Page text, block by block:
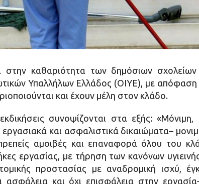
στην καθαριότητα των δημόσιων
Υπαλλήλων Ελλάδος (ΟΙΥΕ), με απόφαση
και έχουν μέλη στον κλάδο.
συνοψίζονται στα εξής:
και ασφαλιστικά δικαιώματα–
αμοιβές και επαναφορά όλου του
εργασίας, με τήρηση των κανόνων
προστασίας με αναδρομική ισχύ,
και όχι επισφάλεια στην